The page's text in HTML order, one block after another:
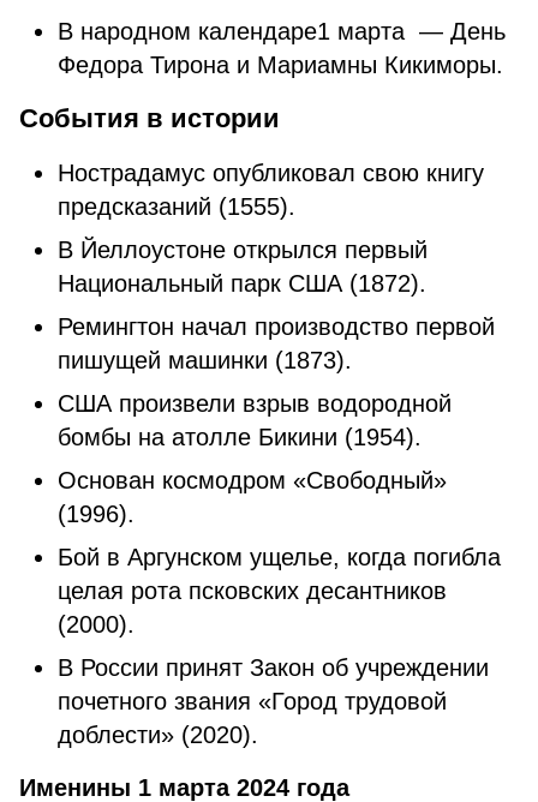
В народном календаре1 марта — День
Федора Тирона и Мариамны Кикиморы.
События в истории
Нострадамус опубликовал свою книгу
предсказаний (1555).
В Йеллоустоне открылся первый
Национальный парк США (1872).
Ремингтон начал производство первой
пишущей машинки (1873).
США произвели взрыв водородной
бомбы на атолле Бикини (1954).
Основан космодром «Свободный»
(1996).
Бой в Аргунском ущелье, когда погибла
целая рота псковских десантников
(2000).
В России принят Закон об учреждении
почетного звания «Город трудовой
доблести» (2020).
Именины 1 марта 2024 года